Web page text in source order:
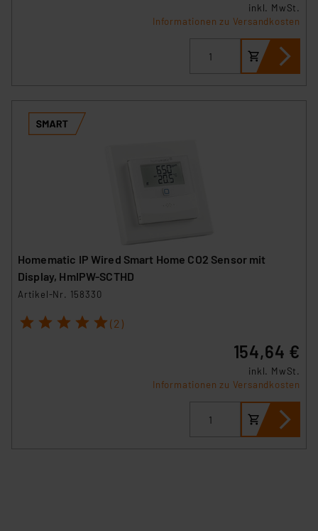
inkl. MwSt.
Informationen zu Versandkosten
Homematic IP Wired Smart Home CO2 Sensor mit
Display, HmIPW-SCTHD
Artikel-Nr. 158330
1 2 3 4 5 (2)
154,64 €
inkl. MwSt.
Informationen zu Versandkosten